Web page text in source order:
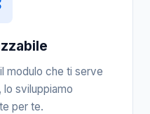
modulo che ti serve
lo sviluppiamo
per te.